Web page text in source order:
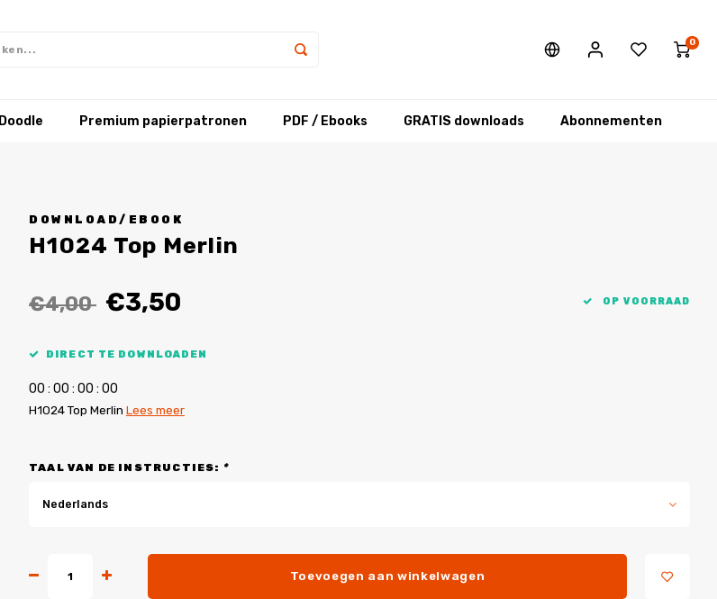
0
Premium papierpatronen PDF / Ebooks GRATIS downloads Abonnementen
DOWNLOAD/EBOOK
H1024 Top Merlin
€4,00 €3,50 OP VOORRAAD
DIRECT TE DOWNLOADEN
00 : 00 : 00 : 00
H1024 Top Merlin Lees meer
TAAL VAN DE INSTRUCTIES: *
Nederlands
Toevoegen aan winkelwagen